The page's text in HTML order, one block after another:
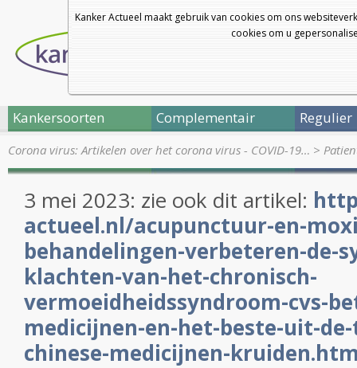
Kanker Actueel maakt gebruik van cookies om ons
cookies om u
Kankersoorten Complementair Regulier
Corona virus: Artikelen over het corona virus - COVID-19… >
3 mei 2023: zie ook dit artikel:
actueel.nl/acupunctuur-en-
behandelingen-verbeteren-de-
klachten-van-het-chronisch-
vermoeidheidssyndroom-cvs-
medicijnen-en-het-beste-uit-
chinese-medicijnen-